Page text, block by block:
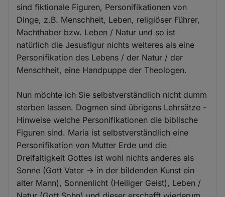
sind fiktionale Figuren, Personifikationen von
Dinge, z.B. Menschheit, Leben, religiöser Führer,
Machthaber bzw. Leben / Natur und so ist
natürlich die Jesusfigur nichts weiteres als eine
Personifikation des Lebens / der Natur / der
Menschheit, eine Handpuppe der Theologen.
Nun möchte ich Sie selbstverständlich nicht dumm
sterben lassen. Dogmen sind übrigens Lehrsätze -
Hinweise welche Personifikationen die biblische
Figuren sind. Maria ist selbstverständlich eine
Personifikation von Mutter Erde und die
Dreifaltigkeit Gottes ist wohl nichts anderes als
Sonne (Gott Vater -> in der bildenden Kunst ein
alter Mann), Sonnenlicht (Heiliger Geist), Leben /